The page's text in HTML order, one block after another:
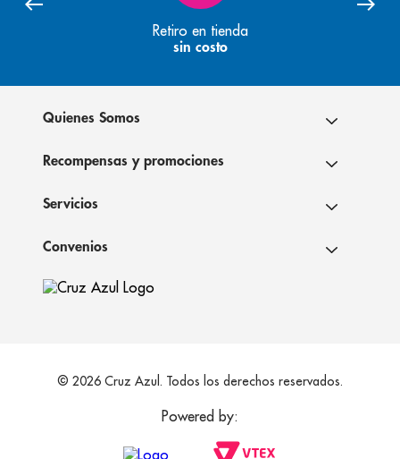
Retiro en tienda
sin costo
Quienes Somos
Recompensas y promociones
Servicios
Convenios
© 2026 Cruz Azul. Todos los derechos reservados.
Powered by: